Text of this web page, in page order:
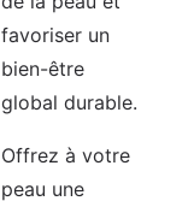
favoriser un
bien-être
global durable.
Offrez à votre
peau une